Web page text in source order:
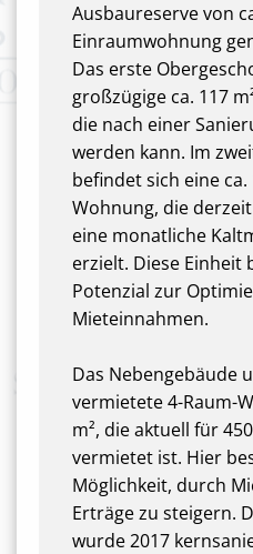
Ausbaureserve von
Einraumwohnung
Das erste
großzügige ca. 117
die nach einer
werden kann. Im
befindet sich eine ca.
Wohnung, die
eine monatliche
erzielt. Diese Einheit
Potenzial zur
Mieteinnahmen.
Das Nebengebäude
vermietete 4-Raum-
m², die aktuell für
vermietet ist. Hier
Möglichkeit, durch
Erträge zu steigern.
wurde 2017